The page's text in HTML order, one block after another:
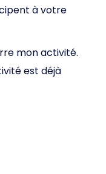
à votre
mon activité.
est déjà